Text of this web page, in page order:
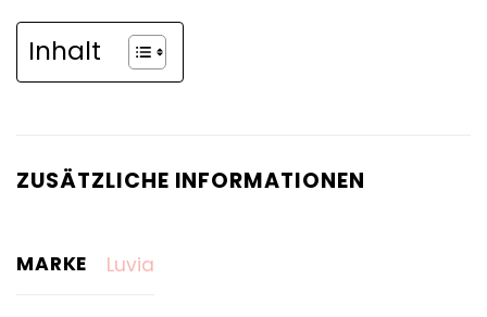
Inhalt
ZUSÄTZLICHE INFORMATIONEN
MARKE Luvia